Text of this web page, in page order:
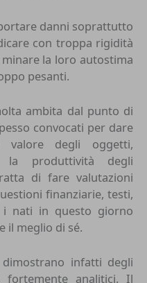
danni soprattutto
con troppa rigidità
la loro autostima
pesanti.
ambita dal punto di
convocati per dare
degli oggetti,
la produttività degli
di fare valutazioni
finanziarie, testi,
i nati in questo giorno
il meglio di sé.
infatti degli
analitici. Il